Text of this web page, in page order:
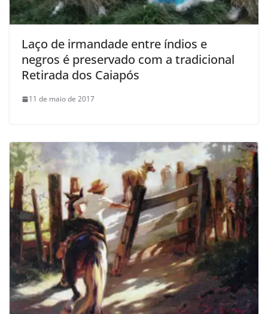
Laço de irmandade entre índios e
negros é preservado com a tradicional
Retirada dos Caiapós
11 de maio de 2017